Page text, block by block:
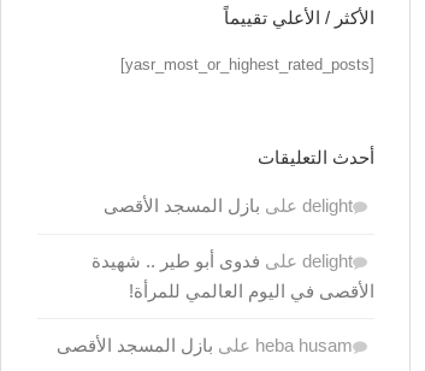
الأكثر / الأعلي تقييماً
[yasr_most_or_highest_rated_posts]
أحدث التعليقات
delight على بازل المسجد الأقصى
delight على فدوى أبو طير .. شهيدة
الأقصى في اليوم العالمي للمرأة!
heba husam على بازل المسجد الأقصى